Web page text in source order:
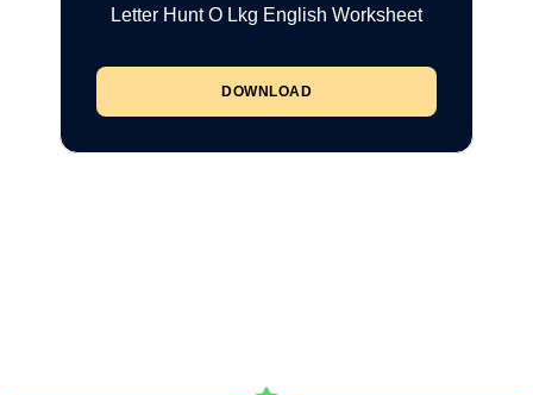
Letter Hunt O Lkg English Worksheet
DOWNLOAD